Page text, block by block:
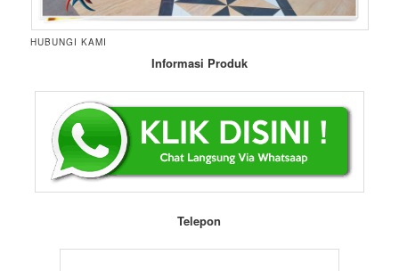
HUBUNGI KAMI
Informasi Produk
Telepon